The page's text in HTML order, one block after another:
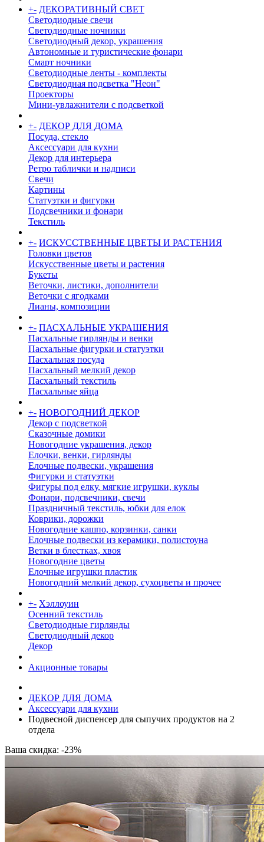
+- ДЕКОРАТИВНЫЙ СВЕТ
Светодиодные свечи
Светодиодные ночники
Светодиодный декор, украшения
Автономные и туристические фонари
Смарт ночники
Светодиодные ленты - комплекты
Светодиодная подсветка "Неон"
Проекторы
Мини-увлажнители с подсветкой
+- ДЕКОР ДЛЯ ДОМА
Посуда, стекло
Аксессуари для кухни
Декор для интерьера
Ретро таблички и надписи
Свечи
Картины
Статуэтки и фигурки
Подсвечники и фонари
Текстиль
+- ИСКУССТВЕННЫЕ ЦВЕТЫ И РАСТЕНИЯ
Головки цветов
Искусственные цветы и растения
Букеты
Веточки, листики, дополнители
Веточки с ягодками
Лианы, композиции
+- ПАСХАЛЬНЫЕ УКРАШЕНИЯ
Пасхальные гирлянды и венки
Пасхальные фигурки и статуэтки
Пасхальная посуда
Пасхальный мелкий декор
Пасхальный текстиль
Пасхальные яйца
+- НОВОГОДНИЙ ДЕКОР
Декор с подсветкой
Сказочные домики
Новогодние украшения, декор
Елочки, венки, гирлянды
Елочные подвески, украшения
Фигурки и статуэтки
Фигуры под елку, мягкие игрушки, куклы
Фонари, подсвечники, свечи
Праздничный текстиль, юбки для елок
Коврики, дорожки
Новогодние кашпо, корзинки, санки
Елочные подвески из керамики, полистоуна
Ветки в блестках, хвоя
Новогодние цветы
Елочные игрушки пластик
Новогодний мелкий декор, сухоцветы и прочее
+- Хэллоуин
Осенний текстиль
Светодиодные гирлянды
Светодиодный декор
Декор
Акционные товары
ДЕКОР ДЛЯ ДОМА
Аксессуари для кухни
Подвесной диспенсер для сыпучих продуктов на 2
отдела
Ваша скидка: -23%